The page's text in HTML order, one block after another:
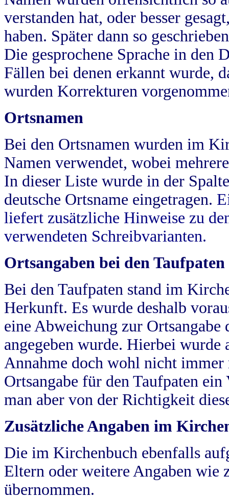
verstanden hat, oder besser
haben. Später dann so
Die gesprochene Sprache in
Fällen bei denen erkannt wurde,
wurden Korrekturen
Ortsnamen
Bei den Ortsnamen wurden im
Namen verwendet, wobei
In dieser Liste wurde in der
deutsche Ortsname eingetragen.
liefert zusätzliche Hinweise zu
verwendeten Schreibvarianten.
Ortsangaben bei den Taufpaten
Bei den Taufpaten stand im
Herkunft. Es wurde deshalb
eine Abweichung zur
angegeben wurde. Hierbei wurde
Annahme doch wohl nicht
Ortsangabe für den Taufpaten
man aber von der Richtigkeit
Zusätzliche Angaben im
Die im Kirchenbuch ebenfalls
Eltern oder weitere Angaben wie
übernommen.